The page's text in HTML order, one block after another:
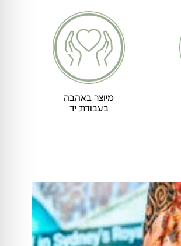
מיוצר באהבה
בעבודת יד